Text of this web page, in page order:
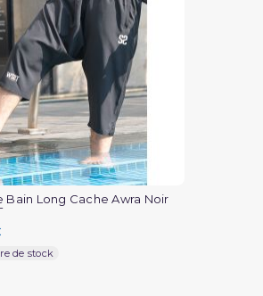
Bain Long Cache Awra Noir
de stock